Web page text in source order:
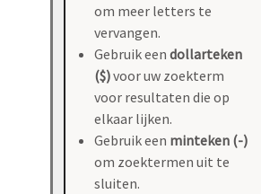
om meer letters te
vervangen.
Gebruik een dollarteken
($)voor uw zoekterm
voor resultaten die op
elkaar lijken.
Gebruik een minteken (-)
om zoektermen uit te
sluiten.